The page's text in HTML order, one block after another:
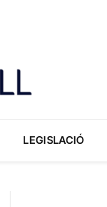
LEGISLACIÓ